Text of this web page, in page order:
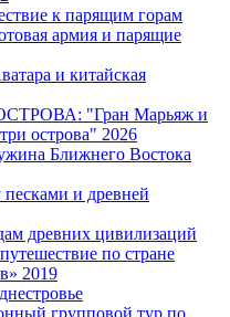
к парящим горам
армия и парящие
и китайская
"Гран Марьяж и
острова" 2026
Ближнего Востока
и древней
древних цивилизаций
по стране
2019
групповой тур по